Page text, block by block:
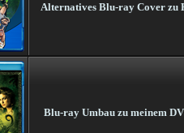
Alternatives Blu-ray Cover zu
Blu-ray Umbau zu meinem